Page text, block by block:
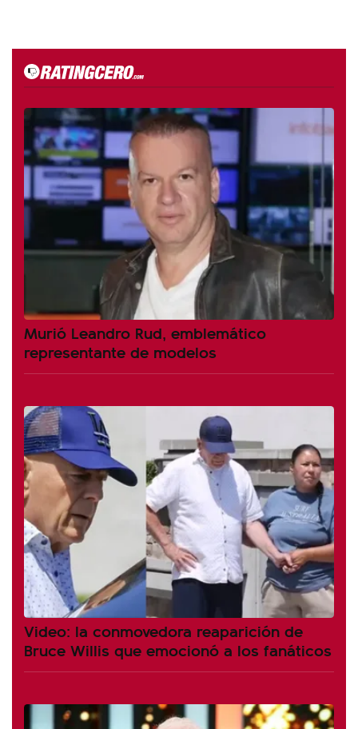
Murió Leandro Rud, emblemático
representante de modelos
Video: la conmovedora reaparición de
Bruce Willis que emocionó a los fanáticos